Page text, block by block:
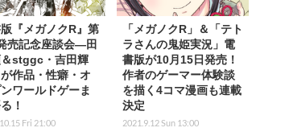
『メガノクR』第
売記念座談会―田
stggc・吉田輝
作品・性癖・オ
ワールドゲーま
！
Fri 21:00
「メガノクR」＆「テト
ラさんの鬼姫実況」電
書版が10月15日発売！
作者のゲーマー体験談
を描く4コマ漫画も連載
決定
2021.9.12 Sun 13:00